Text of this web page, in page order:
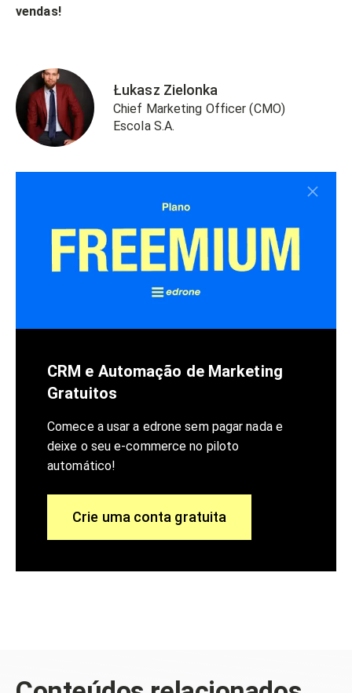
vendas!
Łukasz Zielonka
Chief Marketing Officer (CMO)
Escola S.A.
CRM e Automação de Marketing
Gratuitos
Comece a usar a edrone sem pagar nada e
deixe o seu e-commerce no piloto
automático!
Crie uma conta gratuita